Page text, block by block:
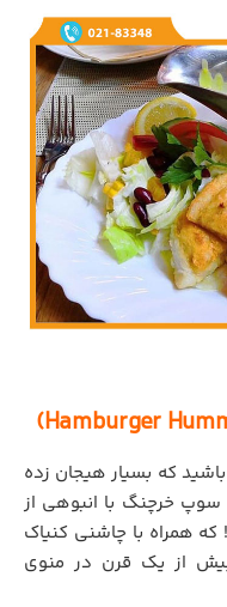
که بسیار هیجان زده
خرچنگ با انبوهی از
همراه با چاشنی کنیاک
از یک قرن در منوی